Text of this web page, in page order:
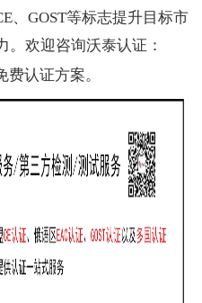
、GOST等标志提升目标市
。欢迎咨询沃泰认证：
费认证方案。